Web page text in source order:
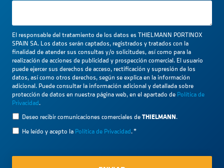
El responsable del tratamiento de los datos es THIELMANN PORTINOX
SPAIN SA. Los datos serán captados, registrados y tratados con la
finalidad de atender sus consultas y/o solicitudes, así como para la
realización de acciones de publicidad y prospección comercial. El usuario
puede ejercer sus derechos de acceso, rectificación y supresión de los
datos, así como otros derechos, según se explica en la información
adicional. Puede consultar la información adicional y detallada sobre
protección de datos en nuestra página web, en el apartado de Política de
Privacidad.
Deseo recibir comunicaciones comerciales deTHIELMANN.
He leído y acepto la Política de Privacidad.*